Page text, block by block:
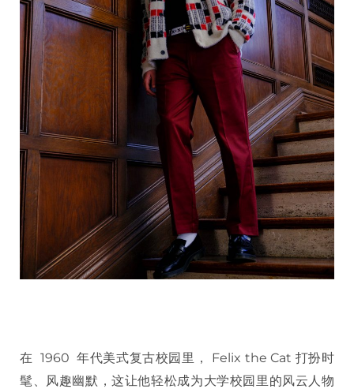
在 1960 年代美式复古校园里， Felix the Cat 打扮时
髦、风趣幽默，这让他轻松成为大学校园里的风云人物